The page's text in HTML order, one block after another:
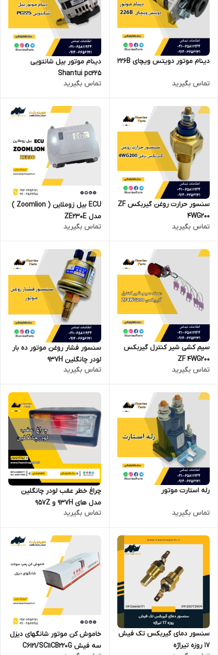
دینام موتور دویتس ویچای 226B
تماس بگیرید
دینام موتور بیل شانتویی
Shantui pc225
تماس بگیرید
سنسور حرارت روغن گیربکس ZF
4WG200
تماس بگیرید
ECU بیل زوملاین ( Zoomlion )
مدل ZE230E
تماس بگیرید
سیم کشی شیر کنترل گیربکس
ZF 4WG200
تماس بگیرید
سنسور فشار روغن موتور ده بار
لودر چانگلین 937H
تماس بگیرید
رله استارت موتور
تماس بگیرید
چراغ خطر عقب لودر چانگلین
مدل های 937H و 957Z
تماس بگیرید
سنسور دمای گیربکس تک فیش
17 روزه تیراژه
خاموش کن موتور شانگهای دیزل
سه فیش C6121/SC11CB220G